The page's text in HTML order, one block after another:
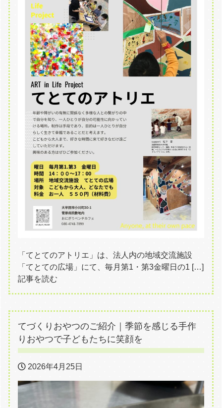
「てとてのアトリエ」は、法人内の地域交流施設
「てとての広場」にて、毎月第1・第3金曜日の1 […]
記事を読む
てづくりおやつのご紹介｜季節を感じる手作
りおやつで子どもたちに笑顔を
2026年4月25日